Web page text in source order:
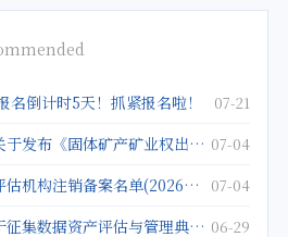
倒计时5天！抓紧报名啦！ 07-21
中国矿业权评估师协会关于发布《固体矿产矿业权出让底价评估应用指南》的公告 07-04
从事证券服务业务资产评估机构注销备案名单(2026年5月25日) 07-04
山东省资产评估协会关于征集数据资产评估与管理典型案例的通知 06-29